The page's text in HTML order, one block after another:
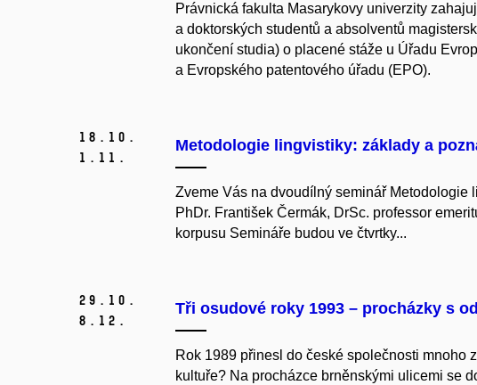
Právnická fakulta Masarykovy univerzity
a doktorských studentů a absolventů
ukončení studia) o placené stáže u Úřadu
a Evropského patentového úřadu (EPO).
18. 10.
1. 11.
Metodologie lingvistiky: základy a
Zveme Vás na dvoudílný seminář Metodologie
PhDr. František Čermák, DrSc. professor
korpusu Semináře budou ve čtvrtky...
29. 10.
8. 12.
Tři osudové roky 1993 – procházky s
Rok 1989 přinesl do české společnosti mnoho
kultuře? Na procházce brněnskými ulicemi se